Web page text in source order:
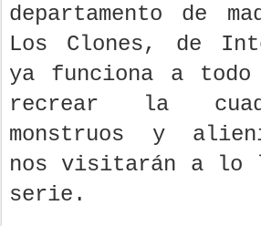
departamento de
Los Clones, de
ya funciona a
recrear la
monstruos y
nos visitarán a lo
serie.